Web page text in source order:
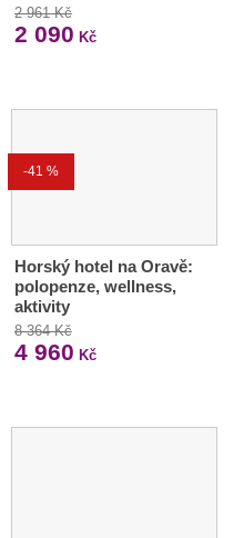
2 961 Kč
2 090 Kč
-41 %
Horský hotel na Oravě:
polopenze, wellness,
aktivity
8 364 Kč
4 960 Kč